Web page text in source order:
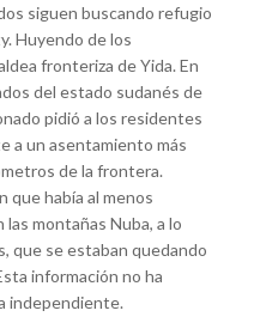
siguen buscando refugio
Huyendo de los
fronteriza de Yida. En
del estado sudanés de
pidió a los residentes
a un asentamiento más
de la frontera.
que había al menos
montañas Nuba, a lo
que se estaban quedando
información no ha
independiente.